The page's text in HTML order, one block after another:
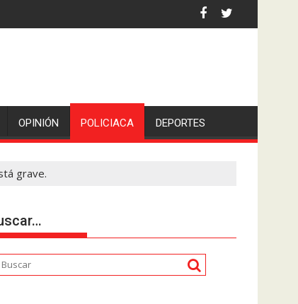
en Lerdo de Tejada, Veracruz.
OPINIÓN POLICIACA DEPORTES
grave.